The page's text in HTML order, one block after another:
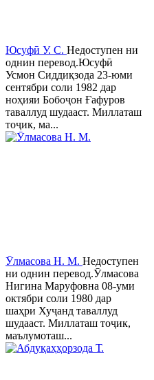
Юсуфӣ У. C. Недоступен ни
однин перевод.Юсуфӣ
Усмон Сиддиқзода 23-юми
сентябри соли 1982 дар
ноҳияи Бобоҷон Ғафуров
таваллуд шудааст. Миллаташ
тоҷик, ма...
Ӯлмасова Н. М. Недоступен
ни однин перевод.Ӯлмасова
Нигина Маруфовна 08-уми
октябри соли 1980 дар
шаҳри Хуҷанд таваллуд
шудааст. Миллаташ тоҷик,
маълумоташ...